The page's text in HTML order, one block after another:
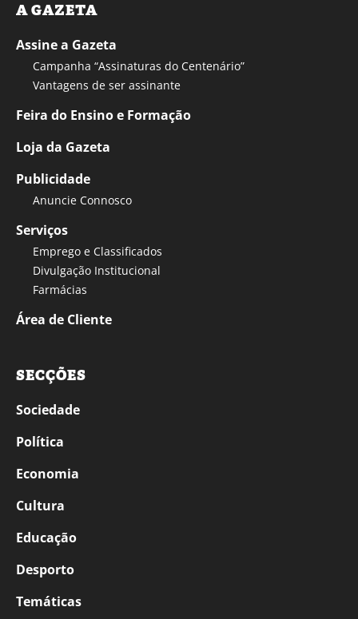
A GAZETA
Assine a Gazeta
Campanha “Assinaturas do Centenário”
Vantagens de ser assinante
Feira do Ensino e Formação
Loja da Gazeta
Publicidade
Anuncie Connosco
Serviços
Emprego e Classificados
Divulgação Institucional
Farmácias
Área de Cliente
SECÇÕES
Sociedade
Política
Economia
Cultura
Educação
Desporto
Temáticas